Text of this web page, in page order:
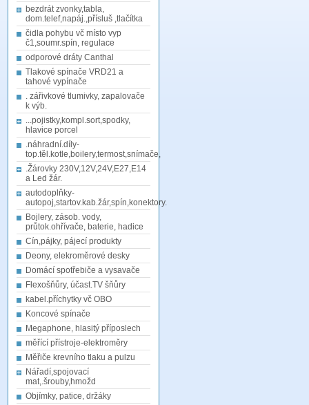
bezdrát zvonky,tabla,
dom.telef,napáj.,přísluš ,tlačítka
čidla pohybu vč místo vyp
č1,soumr.spín, regulace
odporové dráty Canthal
Tlakové spínače VRD21 a
tahové vypínače
. zářivkové tlumivky, zapalovače
k výb.
...pojistky,kompl.sort,spodky,
hlavice porcel
.náhradní.díly-
top.těl.kotle,boilery,termost,snímače,
.Žárovky 230V,12V,24V,E27,E14
a Led žár.
autodoplňky-
autopoj,startov.kab.žár,spín,konektory.
Bojlery, zásob. vody,
průtok.ohřívače, baterie, hadice
Cín,pájky, pájecí produkty
Deony, elekroměrové desky
Domácí spotřebiče a vysavače
Flexošňůry, účast.TV šňůry
kabel.příchytky vč OBO
Koncové spínače
Megaphone, hlasitý příposlech
měřící přístroje-elektroměry
Měřiče krevního tlaku a pulzu
Nářadí,spojovací
mat,.šrouby,hmožd
Objímky, patice, držáky